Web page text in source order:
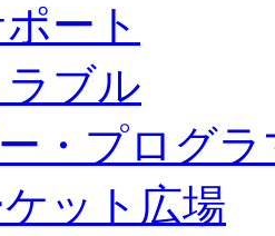
ート
ブル
・プログラ
ット広場